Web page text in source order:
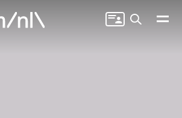
Zoeken